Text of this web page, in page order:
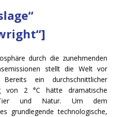
durch die zunehmenden
stellt die Welt vor
Bereits ein durchschnittlicher
von 2 °C hätte dramatische
und Natur. Um dem
grundlegende technologische,